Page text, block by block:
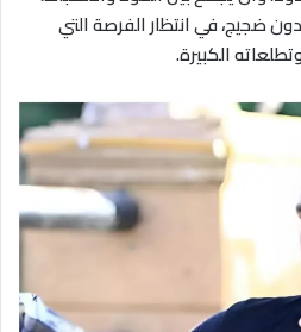
ضجيج، في انتظار الفرصة التي
الكبيرة.